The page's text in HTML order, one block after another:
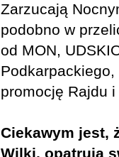
Zarzucają
podobno w
od MON,
promocję Rajdu
Ciekawym jest,
Wilki, opatrują